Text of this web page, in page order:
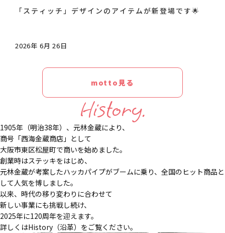
「スティッチ」デザインのアイテムが新登場です🌟
2026年 6月 26日
motto見る
History.
1905年（明治38年）、元林金蔵により、
商号「西海金蔵商店」として
大阪市東区松屋町で商いを始めました。
創業時はステッキをはじめ、
元林金蔵が考案したハッカパイプがブームに乗り、全国のヒット商品と
して人気を博しました。
以来、時代の移り変わりに合わせて
新しい事業にも挑戦し続け、
2025年に120周年を迎えます。
詳しくはHistory（沿革）をご覧ください。